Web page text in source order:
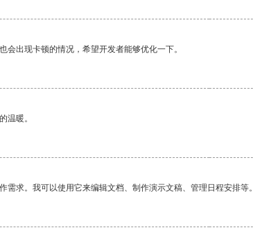
出现卡顿的情况，希望开发者能够优化一下。
温暖。
求。我可以使用它来编辑文档、制作演示文稿、管理日程安排等。